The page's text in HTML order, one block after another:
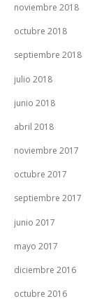
noviembre 2018
octubre 2018
septiembre 2018
julio 2018
junio 2018
abril 2018
noviembre 2017
octubre 2017
septiembre 2017
junio 2017
mayo 2017
diciembre 2016
octubre 2016